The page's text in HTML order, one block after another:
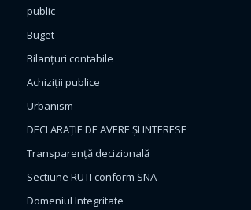
public
Buget
Bilanțuri contabile
Achiziții publice
Urbanism
DECLARAȚIE DE AVERE ȘI INTERESE
Transparență decizională
Sectiune RUTI conform SNA
Domeniul Integritate